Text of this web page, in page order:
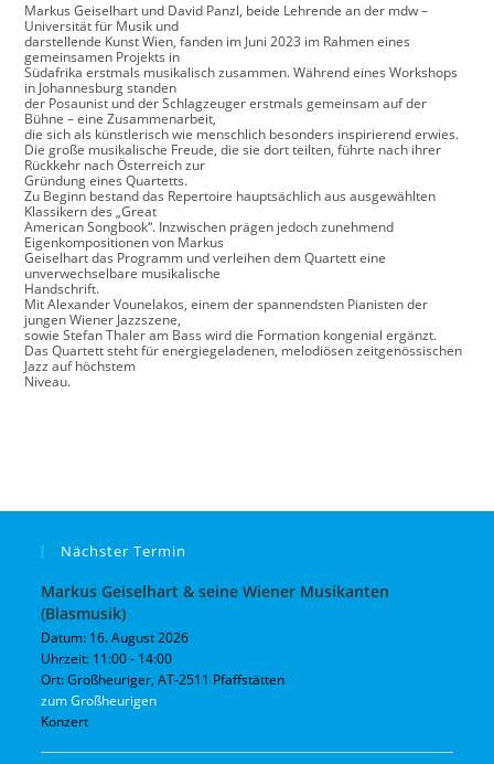
Markus Geiselhart und David Panzl, beide Lehrende an der mdw –
Universität für Musik und
darstellende Kunst Wien, fanden im Juni 2023 im Rahmen eines
gemeinsamen Projekts in
Südafrika erstmals musikalisch zusammen. Während eines Workshops
in Johannesburg standen
der Posaunist und der Schlagzeuger erstmals gemeinsam auf der
Bühne – eine Zusammenarbeit,
die sich als künstlerisch wie menschlich besonders inspirierend erwies.
Die große musikalische Freude, die sie dort teilten, führte nach ihrer
Rückkehr nach Österreich zur
Gründung eines Quartetts.
Zu Beginn bestand das Repertoire hauptsächlich aus ausgewählten
Klassikern des „Great
American Songbook“. Inzwischen prägen jedoch zunehmend
Eigenkompositionen von Markus
Geiselhart das Programm und verleihen dem Quartett eine
unverwechselbare musikalische
Handschrift.
Mit Alexander Vounelakos, einem der spannendsten Pianisten der
jungen Wiener Jazzszene,
sowie Stefan Thaler am Bass wird die Formation kongenial ergänzt.
Das Quartett steht für energiegeladenen, melodiösen zeitgenössischen
Jazz auf höchstem
Niveau.
Nächster Termin
Markus Geiselhart & seine Wiener Musikanten
(Blasmusik)
Datum: 16. August 2026
Uhrzeit: 11:00 - 14:00
Ort:Großheuriger, AT-2511 Pfaffstätten
zum Großheurigen
Konzert